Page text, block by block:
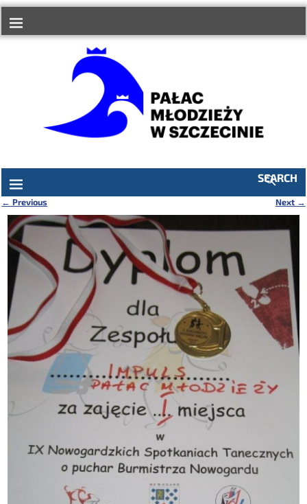
treści
SEARCH
Nawigacja
← Previous Next →